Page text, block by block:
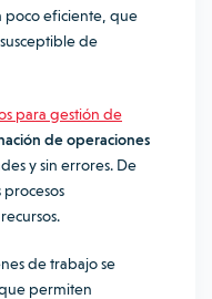
poco eficiente, que
de
para gestión de
de operaciones
y sin errores. De
procesos
de trabajo se
permiten